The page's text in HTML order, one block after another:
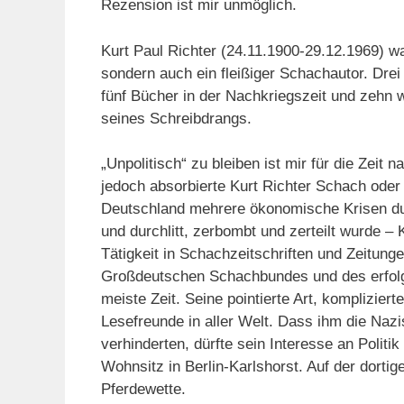
Rezension ist mir unmöglich.
Kurt Paul Richter (24.11.1900-29.12.1969)
sondern auch ein fleißiger Schachautor.
fünf Bücher in der Nachkriegszeit und zehn
seines Schreibdrangs.
„Unpolitisch“ zu bleiben ist mir für die Zeit
jedoch absorbierte Kurt Richter Schach
Deutschland mehrere ökonomische Krisen
und durchlitt, zerbombt und zerteilt wurde –
Tätigkeit in Schachzeitschriften und
Großdeutschen Schachbundes und des
meiste Zeit. Seine pointierte Art,
Lesefreunde in aller Welt. Dass ihm die
verhinderten, dürfte sein Interesse an
Wohnsitz in Berlin-Karlshorst. Auf der
Pferdewette.